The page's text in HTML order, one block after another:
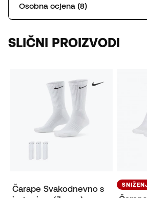
Osobna ocjena (8)
SLIČNI PROIZVODI
Čarape Svakodnevno s